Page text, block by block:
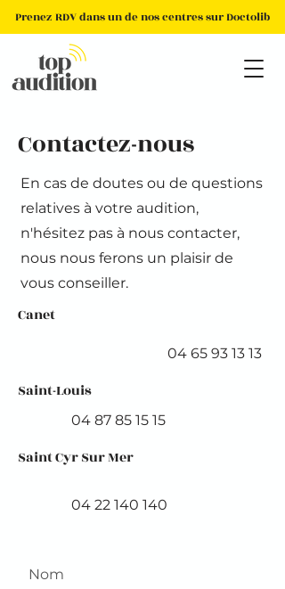
Prenez RDV dans un de nos centres sur Doctolib
Contactez-nous
En cas de doutes ou de questions
relatives à votre audition,
n'hésitez pas à nous contacter,
nous nous ferons un plaisir de
vous conseiller.
Canet
04 65 93 13 13
Saint-Louis
04 87 85 15 15
Saint Cyr Sur Mer
04 22 140 140
Nom